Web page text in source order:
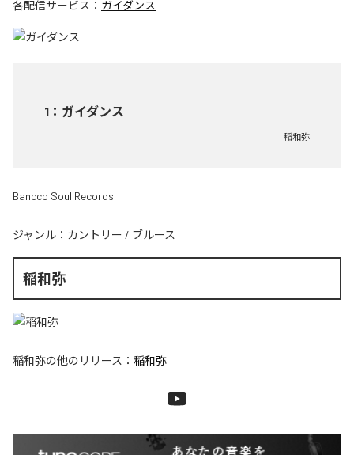
各配信サービス： ガイダンス
1 ： ガイダンス
稲和弥
Bancco Soul Records
ジャンル： カントリー / ブルース
稲和弥
稲和弥の他のリリース： 稲和弥